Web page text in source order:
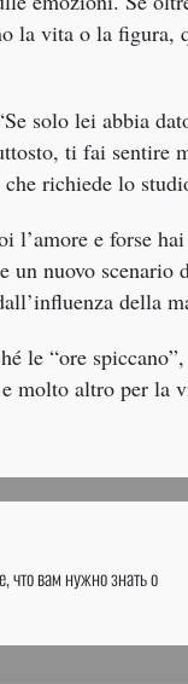
vita o la figura,
solo lei abbia
ti fai sentire
richiede lo
l’amore e forse
un nuovo
della
le “ore
molto altro per la
что вам нужно знать о